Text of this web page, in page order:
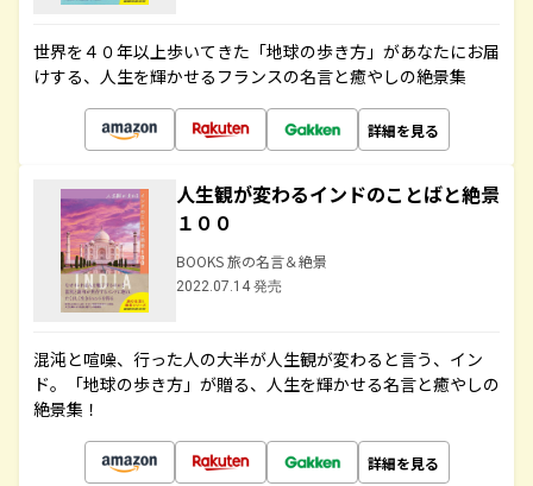
世界を４０年以上歩いてきた「地球の歩き方」があなたにお届
けする、人生を輝かせるフランスの名言と癒やしの絶景集
詳細を見る
人生観が変わるインドのことばと絶景
１００
BOOKS 旅の名言＆絶景
2022.07.14 発売
混沌と喧噪、行った人の大半が人生観が変わると言う、イン
ド。「地球の歩き方」が贈る、人生を輝かせる名言と癒やしの
絶景集！
詳細を見る